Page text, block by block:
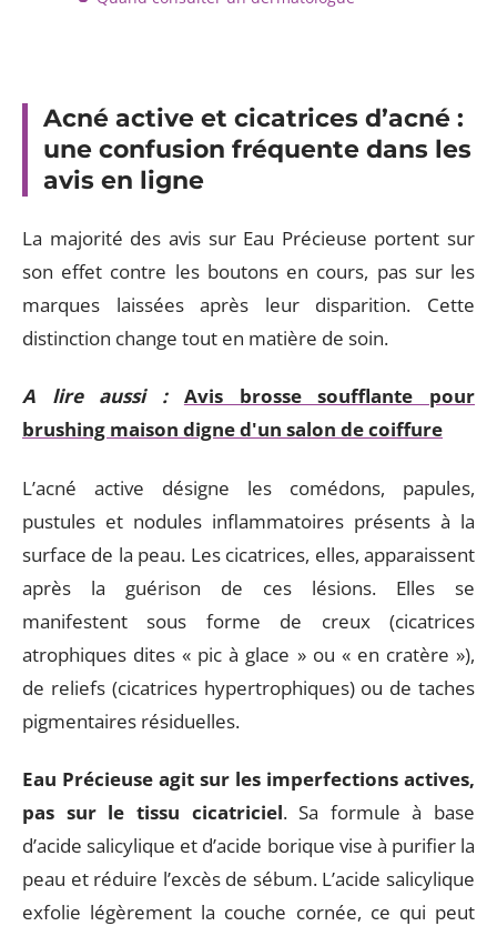
Acné active et cicatrices d’acné :
une confusion fréquente dans les
avis en ligne
La majorité des avis sur Eau Précieuse portent sur
son effet contre les boutons en cours, pas sur les
marques laissées après leur disparition. Cette
distinction change tout en matière de soin.
A lire aussi :
Avis brosse soufflante pour
brushing maison digne d'un salon de coiffure
L’acné active désigne les comédons, papules,
pustules et nodules inflammatoires présents à la
surface de la peau. Les cicatrices, elles, apparaissent
après la guérison de ces lésions. Elles se
manifestent sous forme de creux (cicatrices
atrophiques dites « pic à glace » ou « en cratère »),
de reliefs (cicatrices hypertrophiques) ou de taches
pigmentaires résiduelles.
Eau Précieuse agit sur les imperfections actives,
pas sur le tissu cicatriciel. Sa formule à base
d’acide salicylique et d’acide borique vise à purifier la
peau et réduire l’excès de sébum. L’acide salicylique
exfolie légèrement la couche cornée, ce qui peut